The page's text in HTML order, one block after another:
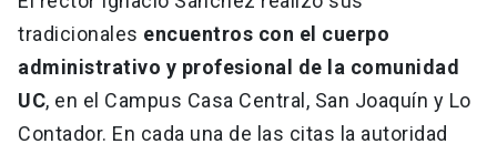
tradicionales encuentros con el cuerpo
administrativo y profesional de la comunidad
UC, en el Campus Casa Central, San Joaquín y Lo
Contador. En cada una de las citas la autoridad